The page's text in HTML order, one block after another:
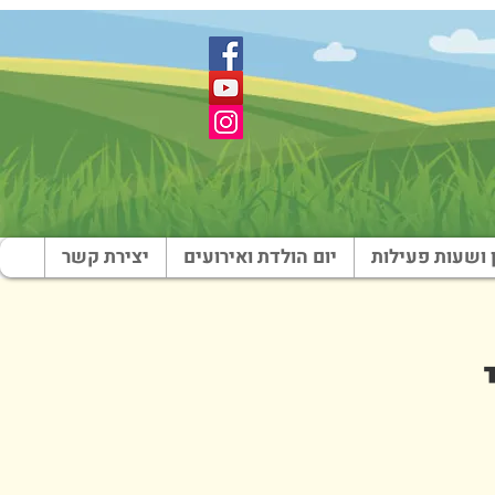
ושעות פעילות יום הולדת ואירועים יצירת קשר